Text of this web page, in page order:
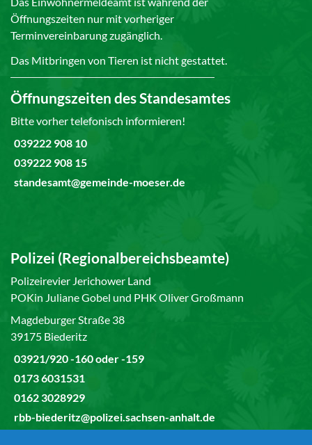
Öffnungszeiten nur mit vorheriger
Terminvereinbarung zugänglich.
Das Mitbringen von Tieren ist nicht gestattet.
Öffnungszeiten des Standesamtes
Bitte vorher telefonisch informieren!
039222 908 10
039222 908 15
standesamt@gemeinde-moeser.de
Polizei (Regionalbereichsbeamte)
Polizeirevier Jerichower Land
POKin Juliane Gobel und PHK Oliver Großmann
Magdeburger Straße 38
39175 Biederitz
03921/920 -160 oder -159
0173 6031531
0162 3028929
rbb-biederitz@polizei.sachsen-anhalt.de